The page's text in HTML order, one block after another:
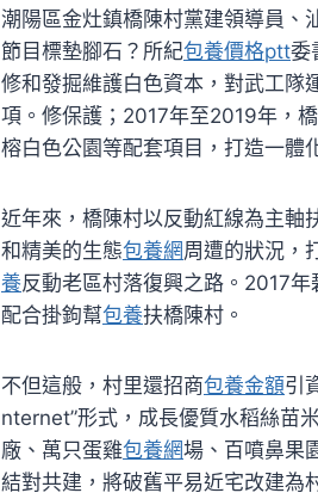
潮陽區金灶鎮橋陳村黨建領導員、
節目標墊腳石？所紀包養價格ptt委
修和發掘維護白色資本，對武工隊
項。修保護；2017年至2019年，
榕白色公園等配套項目，打造一體
近年來，橋陳村以反動紅線為主軸
和精美的生態包養網周遭的狀況，
養反動老區村落復興之路。2017
配合掛鉤幫包養扶橋陳村。
不但這般，村里還招商包養金額引
nternet”形式，成長優質水稻絲苗
廠、萬只蛋雞包養網場、百噴鼻果
結對共建，將破舊平易近宅改建為